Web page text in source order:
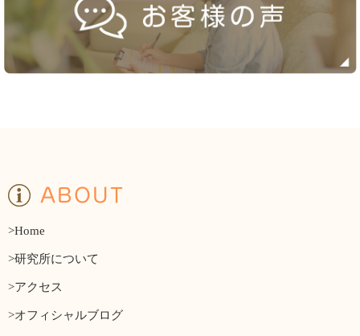
ABOUT
>Home
>研究所について
>アクセス
>オフィシャルブログ